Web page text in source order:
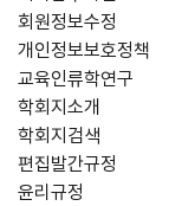
회원정보수정
개인정보보호정책
교육인류학연구
학회지소개
학회지검색
편집발간규정
윤리규정